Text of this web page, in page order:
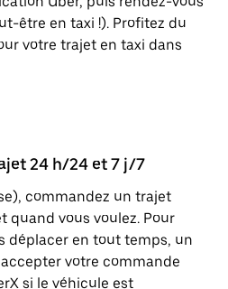
être en taxi !). Profitez du
votre trajet en taxi dans
24 h/24 et 7 j/7
commandez un trajet
quand vous voulez. Pour
déplacer en tout temps, un
votre commande
si le véhicule est